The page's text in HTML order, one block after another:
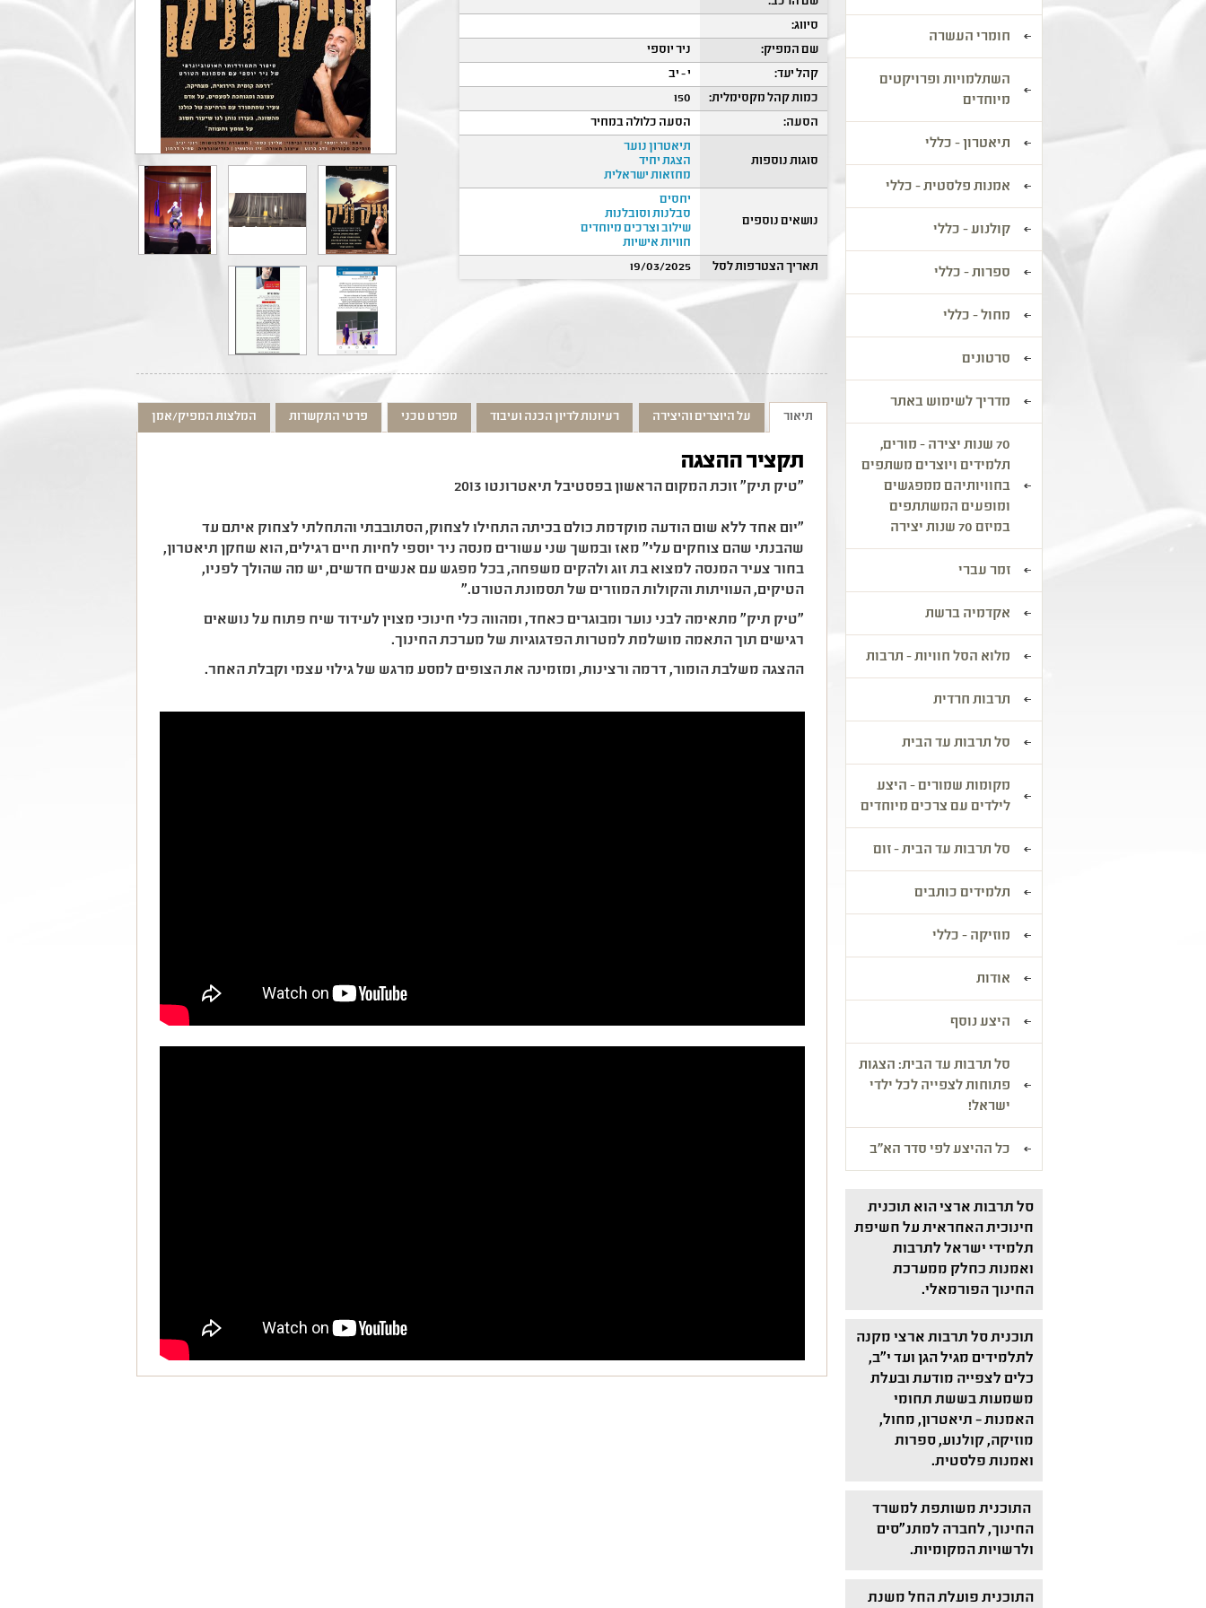
סיווג:
שם המפיק:
ניר יוספי
קהל יעד:
י - יב
כמות קהל מקסימלית:
150
הסעה:
הסעה כלולה במחיר
סוגות נוספות
תיאטרון נוער
הצגת יחיד
מחזאות ישראלית
נושאים נוספים
יחסים
סבלנות וסובלנות
שילוב וצרכים מיוחדים
חוויות אישיות
תאריך הצטרפות לסל
19/03/2025
תיאור על היוצרים והיצירה רעיונות לדיון הכנה ועיבוד מפרט טכני פרטי התקשרות המלצות המפיק/אמן
תקציר ההצגה
"טיק תיק" זוכת המקום הראשון בפסטיבל תיאטרונטו 2013
"יום אחד ללא שום הודעה מוקדמת כולם בכיתה התחילו לצחוק, הסתובבתי והתחלתי לצחוק איתם עד
שהבנתי שהם צוחקים עלי" מאז ובמשך שני עשורים מנסה ניר יוספי לחיות חיים רגילים, הוא שחקן תיאטרון,
בחור צעיר המנסה למצוא בת זוג ולהקים משפחה, בכל מפגש עם אנשים חדשים, יש מה שהולך לפניו,
הטיקים, העוויתות והקולות המוזרים של תסמונת הטורט."
"טיק תיק" מתאימה לבני נוער ומבוגרים כאחד, ומהווה כלי חינוכי מצוין לעידוד שיח פתוח על נושאים
רגישים תוך התאמה מושלמת למטרות הפדגוגיות של מערכת החינוך.
ההצגה משלבת הומור, דרמה ורצינות, ומזמינה את הצופים למסע מרגש של גילוי עצמי וקבלת האחר.
חומרי העשרה
השתלמויות ופרויקטים
מיוחדים
תיאטרון - כללי
אמנות פלסטית - כללי
קולנוע - כללי
ספרות - כללי
מחול - כללי
סרטונים
מדריך לשימוש באתר
70 שנות יצירה - מורים,
תלמידים ויוצרים משתפים
בחוויותיהם ממפגשים
ומופעים המשתתפים
במיזם 70 שנות יצירה
זמר עברי
אקדמיה ברשת
מלוא הסל חוויות - תרבות
תרבות חרדית
סל תרבות עד הבית
מקומות שמורים - היצע
לילדים עם צרכים מיוחדים
סל תרבות עד הבית - זום
תלמידים כותבים
מוזיקה - כללי
אודות
היצע נוסף
סל תרבות עד הבית: הצגות
פתוחות לצפייה לכל ילדי
ישראל!
כל ההיצע לפי סדר הא"ב
סל תרבות ארצי הוא תוכנית
חינוכית האחראית על חשיפת
תלמידי ישראל לתרבות
ואמנות כחלק ממערכת
החינוך הפורמאלי.
תוכנית סל תרבות ארצי מקנה
לתלמידים מגיל הגן ועד י"ב,
כלים לצפייה מודעת ובעלת
משמעות בששת תחומי
האמנות – תיאטרון, מחול,
מוזיקה, קולנוע, ספרות
ואמנות פלסטית.
התוכנית משותפת למשרד
החינוך, לחברה למתנ"סים
ולרשויות המקומיות.
התוכנית פועלת החל משנת